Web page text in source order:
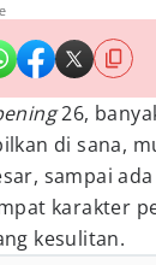
26,
di sana,
sampai
karakter
kesulitan.